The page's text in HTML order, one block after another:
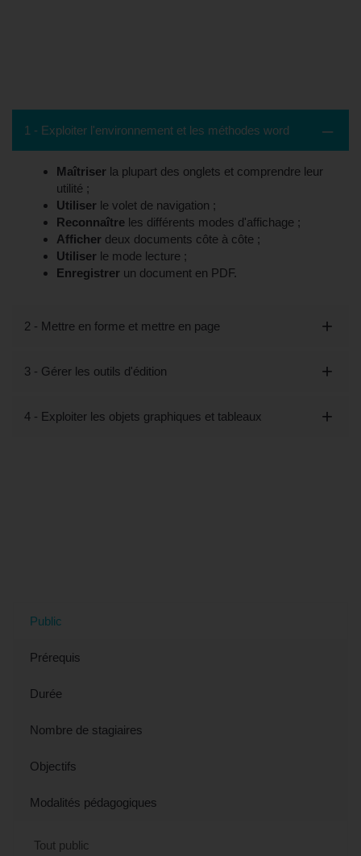
1 - Exploiter l'environnement et les méthodes word
Maîtriser la plupart des onglets et comprendre leur
utilité ;
Utiliser le volet de navigation ;
Reconnaître les différents modes d'affichage ;
Afficher deux documents côte à côte ;
Utiliser le mode lecture ;
Enregistrer un document en PDF.
2 - Mettre en forme et mettre en page
3 - Gérer les outils d'édition
4 - Exploiter les objets graphiques et tableaux
Public
Prérequis
Durée
Nombre de stagiaires
Objectifs
Modalités pédagogiques
Tout public